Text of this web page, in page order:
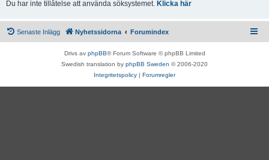
Du har inte tillåtelse att använda söksystemet. Klicka här
Senaste Inlägg Nyhetssidorna Forumindex
Drivs av phpBB® Forum Software © phpBB Limited
Swedish translation by phpBB Sweden © 2006-2020
Integritetspolicy | Forumregler